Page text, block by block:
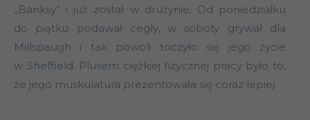
„Banksy” i już został w drużynie. Od poniedziałku
do piątku podawał cegły, w soboty grywał dla
Millspaugh i tak powoli toczyło się jego życie
w Sheffield. Plusem ciężkiej fizycznej pracy było to,
że jego muskulatura prezentowała się coraz lepiej.